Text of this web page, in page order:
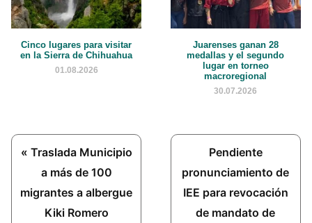
Cinco lugares para visitar
en la Sierra de Chihuahua
01.08.2026
Juarenses ganan 28
medallas y el segundo
lugar en torneo
macroregional
30.07.2026
Previous
Post:
« Traslada Municipio
a más de 100
migrantes a albergue
Kiki Romero
Next
Post:
Pendiente
pronunciamiento de
IEE para revocación
de mandato de